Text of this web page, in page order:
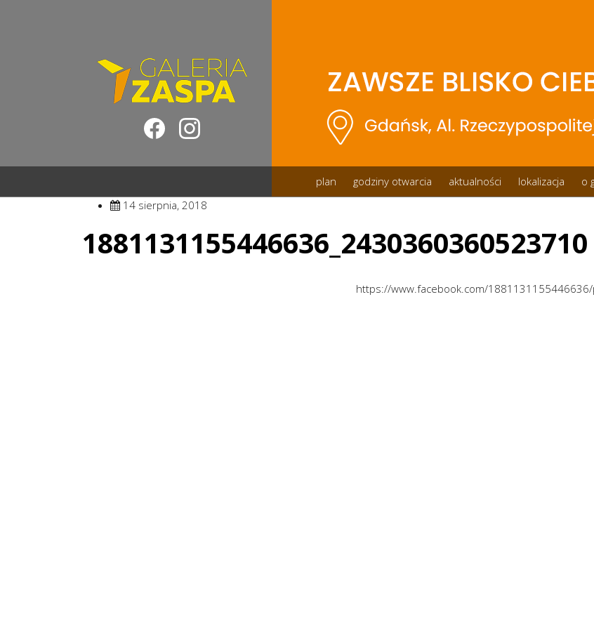
plan godziny otwarcia aktualności lokalizacja o
14 sierpnia, 2018
1881131155446636_2430360360523710
https://www.facebook.com/